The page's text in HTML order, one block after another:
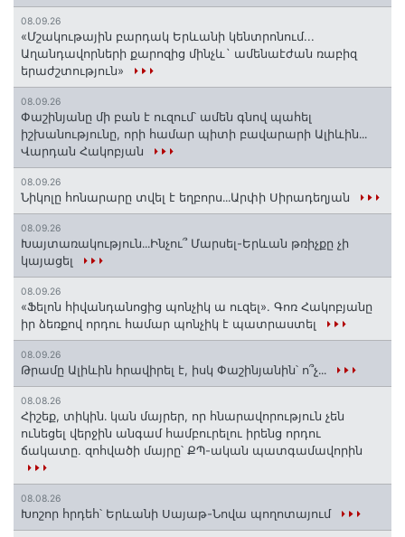
08.09.26
«Մշակութային բարդակ Երևանի կենտրոնում...
Աղանդավորների քարոզից մինչև` ամենաէժան ռաբիզ
երաժշտություն»
08.09.26
Փաշինյանը մի բան է ուզում՝ ամեն գնով պահել
իշխանությունը, որի համար պիտի բավարարի Ալիևին․․․
Վարդան Հակոբյան
08.09.26
Նիկոլը հոնարարը տվել է եղբորս․․․Արփի Սիրադեղյան
08.09.26
Խայտառակություն․․․Ինչու՞ Մարսել-Երևան թռիչքը չի
կայացել
08.09.26
«Ֆելոն հիվանդանոցից պոնչիկ ա ուզել». Գոռ Հակոբյանը
իր ձեռքով որդու համար պոնչիկ է պատրաստել
08.09.26
Թրամը Ալիևին հրավիրել է, իսկ Փաշինյանին՝ ո՞չ․․․
08.08.26
Հիշեք, տիկին․ կան մայրեր, որ հնարավորություն չեն
ունեցել վերջին անգամ համբուրելու իրենց որդու
ճակատը. զոհվածի մայրը՝ ՔՊ-ական պատգամավորին
08.08.26
Խոշոր հրդեհ՝ Երևանի Սայաթ-Նովա պողոտայում